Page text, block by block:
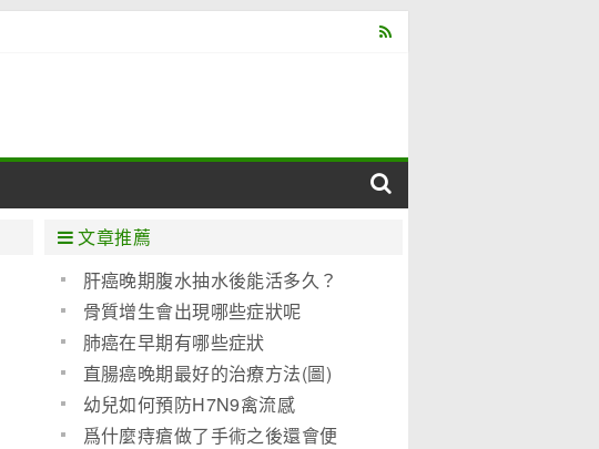
肝病
泌尿科
心血管
口腔科
文章推薦
肝癌晚期腹水抽水後能活多久？
骨質增生會出現哪些症狀呢
肺癌在早期有哪些症狀
直腸癌晚期最好的治療方法(圖)
幼兒如何預防H7N9禽流感
爲什麼痔瘡做了手術之後還會便